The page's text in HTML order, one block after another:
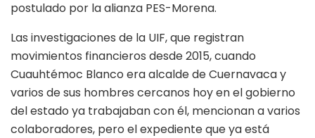
postulado por la alianza PES-Morena.
Las investigaciones de la UIF, que registran
movimientos financieros desde 2015, cuando
Cuauhtémoc Blanco era alcalde de Cuernavaca y
varios de sus hombres cercanos hoy en el gobierno
del estado ya trabajaban con él, mencionan a varios
colaboradores, pero el expediente que ya está